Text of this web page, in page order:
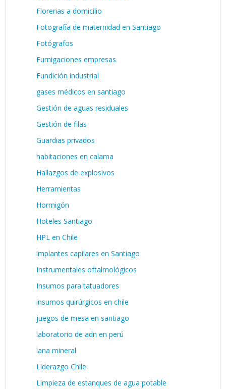
Florerias a domicilio
Fotografía de maternidad en Santiago
Fotógrafos
Fumigaciones empresas
Fundición industrial
gases médicos en santiago
Gestión de aguas residuales
Gestión de filas
Guardias privados
habitaciones en calama
Hallazgos de explosivos
Herramientas
Hormigón
Hoteles Santiago
HPL en Chile
implantes capilares en Santiago
Instrumentales oftalmológicos
Insumos para tatuadores
insumos quirúrgicos en chile
juegos de mesa en santiago
laboratorio de adn en perú
lana mineral
Liderazgo Chile
Limpieza de estanques de agua potable